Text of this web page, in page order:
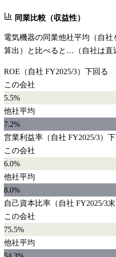
同業比較（収益性）
電気機器の同業他社平均（自社
算出）と比べると…（自社は直
ROE （自社 FY2025/3） 下回る
この会社
5.5%
他社平均
7.2%
営業利益率 （自社 FY2025/3）
この会社
6.0%
他社平均
8.0%
自己資本比率 （自社 FY2025/3末
この会社
75.5%
他社平均